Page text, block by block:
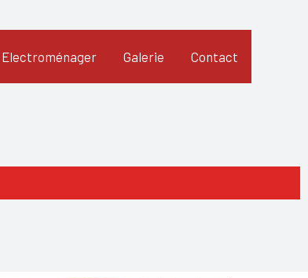
Electroménager Galerie Contact